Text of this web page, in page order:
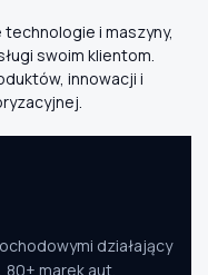
i maszyny,
swoim klientom.
innowacji i
działający
80+ marek aut,